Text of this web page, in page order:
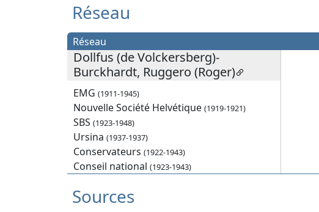
Réseau
Réseau
Dollfus (de Volckersberg)-
Burckhardt, Ruggero (Roger)
EMG (1911-1945)
Nouvelle Société Helvétique (1919-1921)
SBS (1923-1948)
Ursina (1937-1937)
Conservateurs (1922-1943)
Conseil national (1923-1943)
Sources